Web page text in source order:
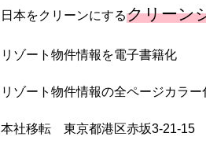
日本をクリーンにするクリーン
リゾート物件情報を電子書籍化
リゾート物件情報の全ページカラー
本社移転 東京都港区赤坂3-21-15